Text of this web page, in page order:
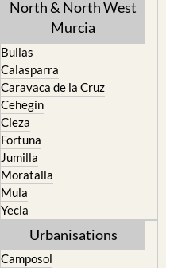
North & North West
Murcia
Bullas
Calasparra
Caravaca de la Cruz
Cehegin
Cieza
Fortuna
Jumilla
Moratalla
Mula
Yecla
Urbanisations
Camposol